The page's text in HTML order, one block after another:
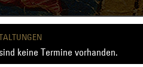
keine Termine vorhanden.